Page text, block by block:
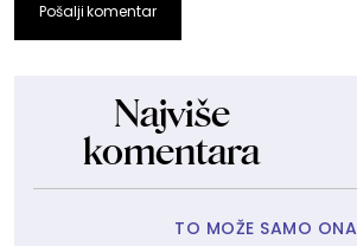
Pošalji komentar
Najviše
komentara
TO MOŽE SAMO ONA